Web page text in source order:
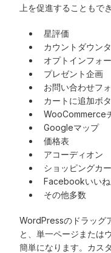
上を促進することもで
星評価
カウントダウン
オプトインフォ
プレゼント企画
お問い合わせフ
カートに追加ボ
WooCommerce
Googleマップ
価格表
アコーディオン
ショッピングカ
Facebookいいね
その他多数
WordPressのドラッグ
と、単一ページまたは
簡単になります。カス